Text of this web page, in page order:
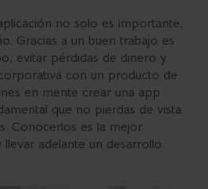
no solo es importante,
Gracias a un buen trabajo es
evitar pérdidas de dinero y
con un producto de
en mente crear una app
que no pierdas de vista
Conocerlos es la mejor
adelante un desarrollo